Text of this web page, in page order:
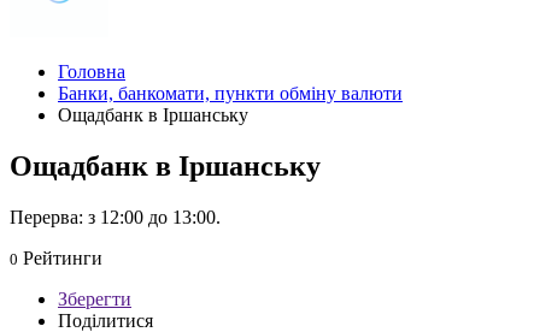
Головна
Банки, банкомати, пункти обміну валюти
Ощадбанк в Іршанську
Ощадбанк в Іршанську
Перерва: з 12:00 до 13:00.
0 Рейтинги
Зберегти
Поділитися